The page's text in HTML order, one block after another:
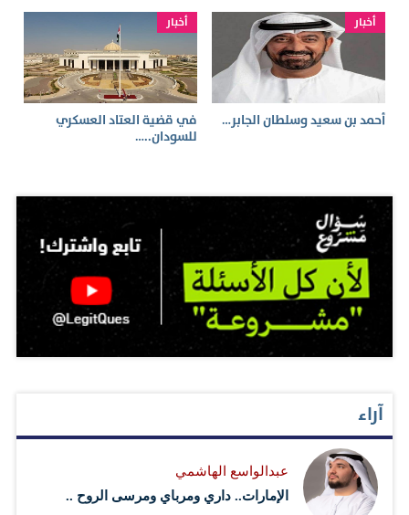
أخبار
أحمد بن سعيد وسلطان الجابر…
أخبار
في قضية العتاد العسكري
للسودان..…
آراء
عبدالواسع الهاشمي
الإمارات.. داري ومرباي ومرسى الروح ..